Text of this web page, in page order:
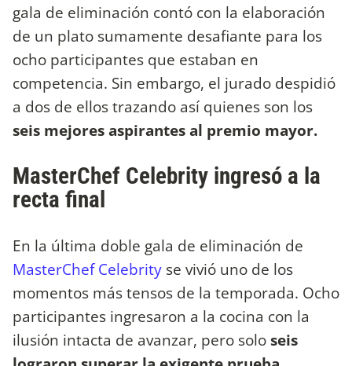
gala de eliminación contó con la elaboración
de un plato sumamente desafiante para los
ocho participantes que estaban en
competencia. Sin embargo, el jurado despidió
a dos de ellos trazando así quienes son los
seis mejores aspirantes al premio mayor.
MasterChef Celebrity ingresó a la
recta final
En la última doble gala de eliminación de
MasterChef Celebrity se vivió uno de los
momentos más tensos de la temporada. Ocho
participantes ingresaron a la cocina con la
ilusión intacta de avanzar, pero soloseis